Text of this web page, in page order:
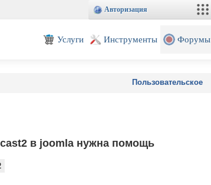
Авторизация
Услуги Инструменты Форумы
Пользовательское
в joomla нужна помощь